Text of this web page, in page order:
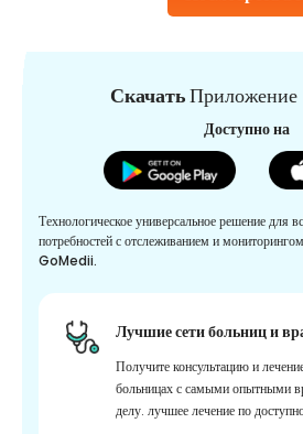
Скачать
Доступно на
Технологическое универсальное решение для
потребностей с отслеживанием и
GoMedii.
Лучшие сети больниц и
Получите консультацию и
больницах с самыми опытными
делу. лучшее лечение по